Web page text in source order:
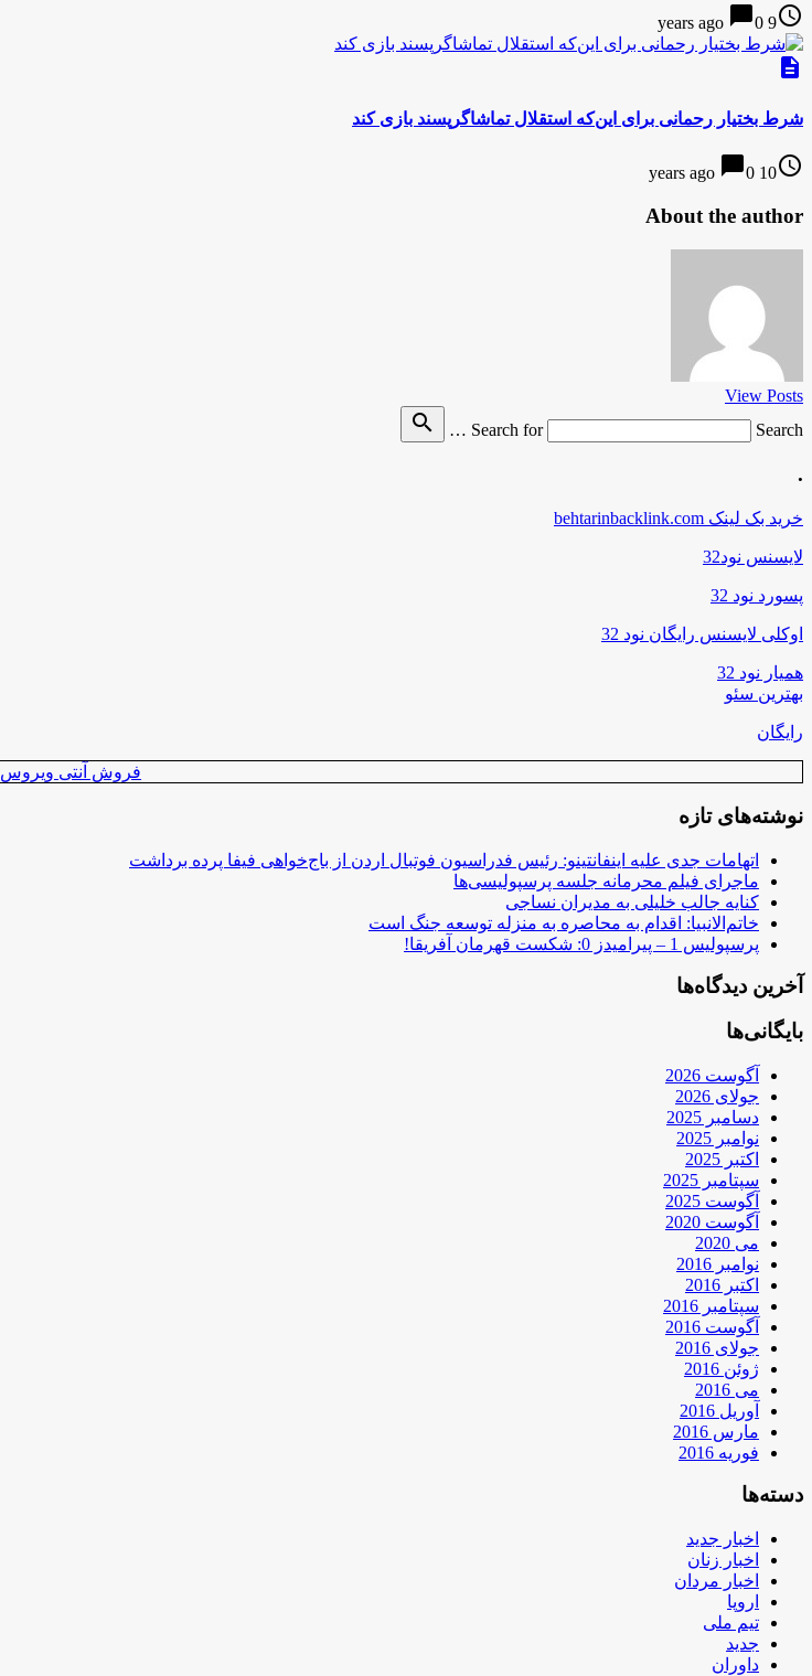
access_time
9 years ago
chat_bubble0
description
شرط بختیار رحمانی برای این‌که استقلال تماشاگرپسند بازی کند
access_time
10 years ago
chat_bubble0
About the author
View Posts
Search for
Search …
search
.
خرید بک لینک behtarinbacklink.com
لایسنس نود32
پسورد نود 32
اوکلی لایسنس رایگان نود 32
همیار نود 32
بهترین سئو
رایگان
فروش آنتی ویروس
نوشته‌های تازه
اتهامات جدی علیه اینفانتینو: رئیس فدراسیون فوتبال اردن از باج‌خواهی فیفا پرده برداشت
ماجرای فیلم محرمانه جلسه پرسپولیسی‌ها
کنایه جالب خلیلی به مدیران نساجی
خاتم‌الانبیا: اقدام به محاصره به منزله توسعه جنگ است
پرسپولیس 1 – پیرامیدز 0: شکست قهرمان آفریقا!
آخرین دیدگاه‌ها
بایگانی‌ها
آگوست 2026
جولای 2026
دسامبر 2025
نوامبر 2025
اکتبر 2025
سپتامبر 2025
آگوست 2025
آگوست 2020
می 2020
نوامبر 2016
اکتبر 2016
سپتامبر 2016
آگوست 2016
جولای 2016
ژوئن 2016
می 2016
آوریل 2016
مارس 2016
فوریه 2016
دسته‌ها
اخبار جدید
اخبار زنان
اخبار مردان
اروپا
تیم ملی
جدید
داوران